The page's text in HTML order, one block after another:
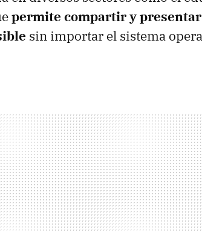
permite compartir y
sin importar el sistema